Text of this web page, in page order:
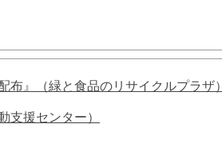
布』（緑と食品のリサイクルプラザ）
支援センター）